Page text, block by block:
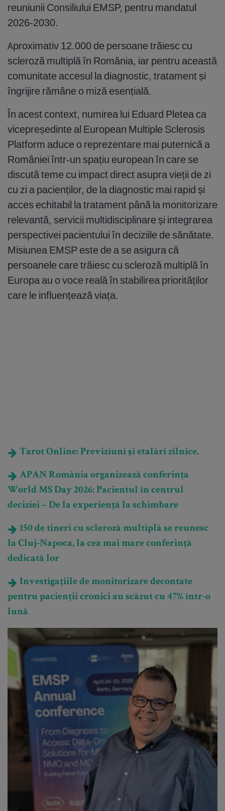
reuniunii Consiliului EMSP, pentru mandatul
2026-2030.
Aproximativ 12.000 de persoane trăiesc cu
scleroză multiplă în România, iar pentru această
comunitate accesul la diagnostic, tratament și
îngrijire rămâne o miză esențială.
În acest context, numirea lui Eduard Pletea ca
vicepreședinte al European Multiple Sclerosis
Platform aduce o reprezentare mai puternică a
României într-un spațiu european în care se
discută teme cu impact direct asupra vieții de zi
cu zi a pacienților, de la diagnostic mai rapid și
acces echitabil la tratament până la monitorizare
relevantă, servicii multidisciplinare și integrarea
perspectivei pacientului în deciziile de sănătate.
Misiunea EMSP este de a se asigura că
persoanele care trăiesc cu scleroză multiplă în
Europa au o voce reală în stabilirea priorităților
care le influențează viața.
Tarot Online: Previziuni și etalări zilnice.
APAN România organizează conferința
World MS Day 2026: Pacientul în centrul
deciziei – De la experiență la schimbare
150 de tineri cu scleroză multiplă se reunesc
la Cluj-Napoca, la cea mai mare conferință
dedicată lor
Investigațiile de monitorizare decontate
pentru pacienții cronici au scăzut cu 47% într-o
lună